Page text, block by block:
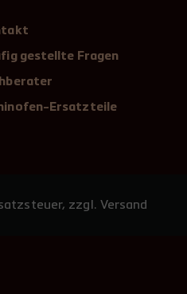
gestellte Fragen
Ersatzteile
zzgl. Versand